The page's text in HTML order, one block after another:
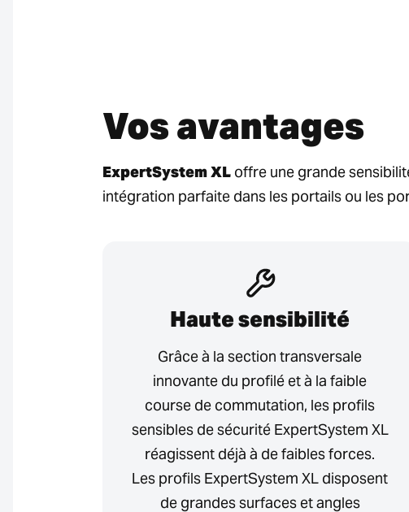
Vos avantages
ExpertSystem XL offre une grande
intégration parfaite dans les portails ou les
Haute sensibilité
Grâce à la section transversale
innovante du profilé et à la faible
course de commutation, les profils
sensibles de sécurité ExpertSystem XL
réagissent déjà à de faibles forces.
Les profils ExpertSystem XL disposent
de grandes surfaces et angles